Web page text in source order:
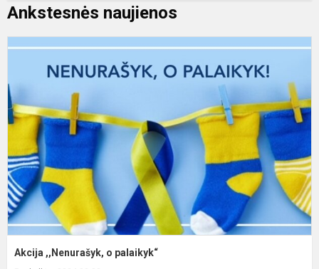
Ankstesnės naujienos
Akcija ,,Nenurašyk, o palaikyk“